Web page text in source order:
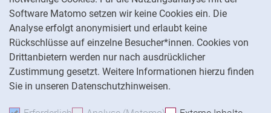
Software Matomo setzen wir keine Cookies ein. Die
Analyse erfolgt anonymisiert und erlaubt keine
Rückschlüsse auf einzelne Besucher*innen. Cookies von
Drittanbietern werden nur nach ausdrücklicher
Zustimmung gesetzt. Weitere Informationen hierzu finden
Sie in unseren Datenschutzhinweisen.
Datenschutz
Barrierefreiheit
Transparenter KI-Einsatz